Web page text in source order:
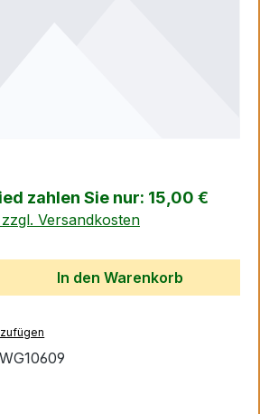
zahlen Sie nur: 15,00 €
Versandkosten
Gib den
In den Warenkorb
WG10609